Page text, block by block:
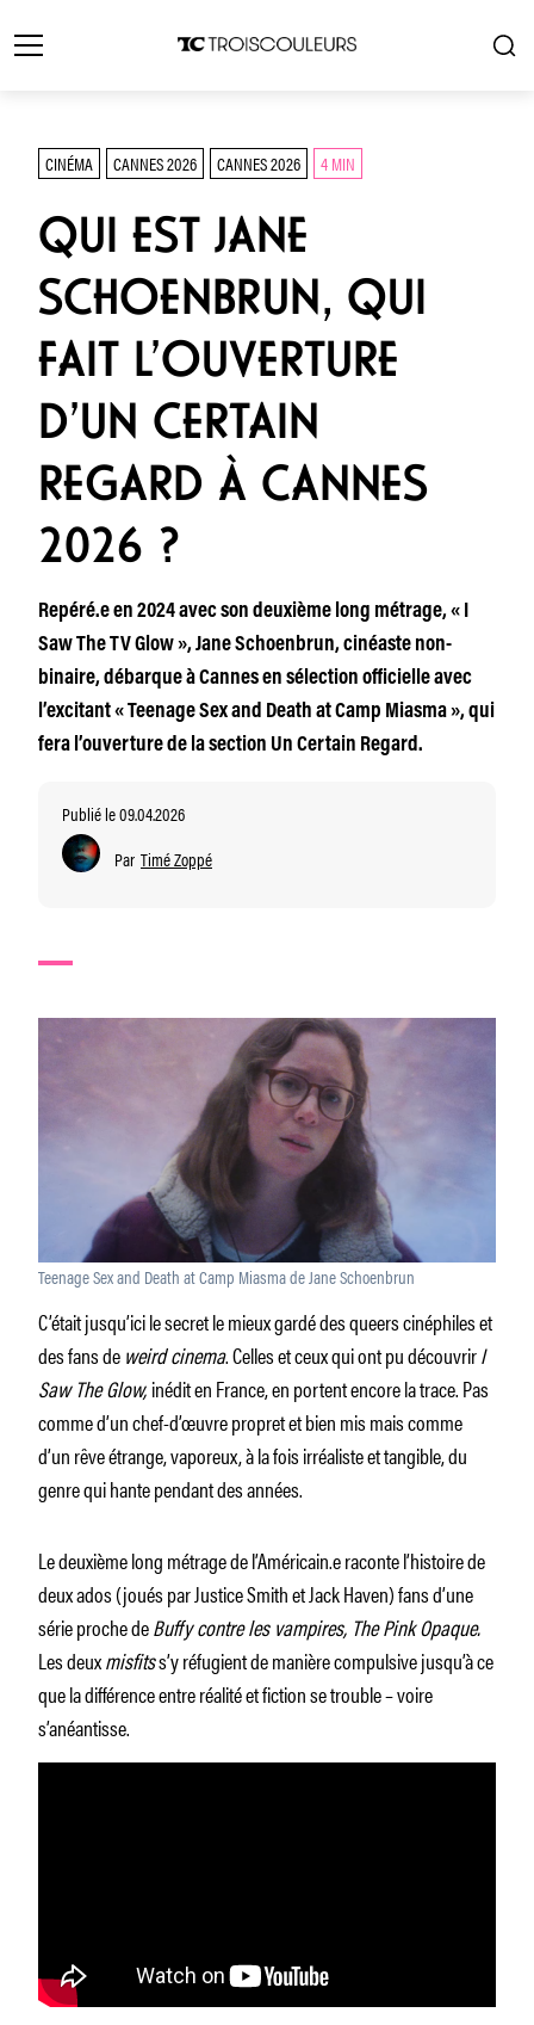
CINÉMA CANNES 2026 CANNES 2026 4 MIN
QUI EST JANE
SCHOENBRUN, QUI
FAIT L’OUVERTURE
D’UN CERTAIN
REGARD À CANNES
2026 ?
Repéré.e en 2024 avec son deuxième long métrage, « I
Saw The TV Glow », Jane Schoenbrun, cinéaste non-
binaire, débarque à Cannes en sélection officielle avec
l’excitant « Teenage Sex and Death at Camp Miasma », qui
fera l’ouverture de la section Un Certain Regard.
Publié le 09.04.2026
Par Timé Zoppé
Teenage Sex and Death at Camp Miasma de Jane Schoenbrun
C’était jusqu’ici le secret le mieux gardé des queers cinéphiles et
des fans deweird cinema. Celles et ceux qui ont pu découvrirI
Saw The Glow,inédit en France, en portent encore la trace. Pas
comme d’un chef-d’œuvre propret et bien mis mais comme
d’un rêve étrange, vaporeux, à la fois irréaliste et tangible, du
genre qui hante pendant des années.
Le deuxième long métrage de l’Américain.e raconte l’histoire de
deux ados (joués par Justice Smith et Jack Haven) fans d’une
série proche deBuffy contre les vampires, The Pink Opaque.
Les deuxmisfitss’y réfugient de manière compulsive jusqu’à ce
que la différence entre réalité et fiction se trouble – voire
s’anéantisse.